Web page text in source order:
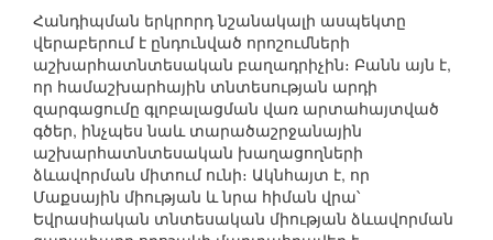
Հանդիպման երկրորդ նշանակալի ասպեկտը
վերաբերում է ընդունված որոշումների
աշխարհատնտեսական բաղադրիչին։ Բանն այն է,
որ համաշխարհային տնտեսության արդի
զարգացումը գլոբալացման վառ արտահայտված
գծեր, ինչպես նաև տարածաշրջանային
աշխարհատնտեսական խաղացողների
ձևավորման միտում ունի։ Ակնհայտ է, որ
Մաքսային միության և նրա հիման վրա՝
Եվրասիական տնտեսական միության ձևավորման